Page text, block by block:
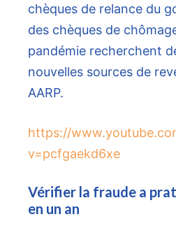
chèques de relance du
des chèques de
pandémie recherchent
nouvelles sources de
AARP.
https://
v=pcfgaekd6xe
Vérifier la fraude a
en un an